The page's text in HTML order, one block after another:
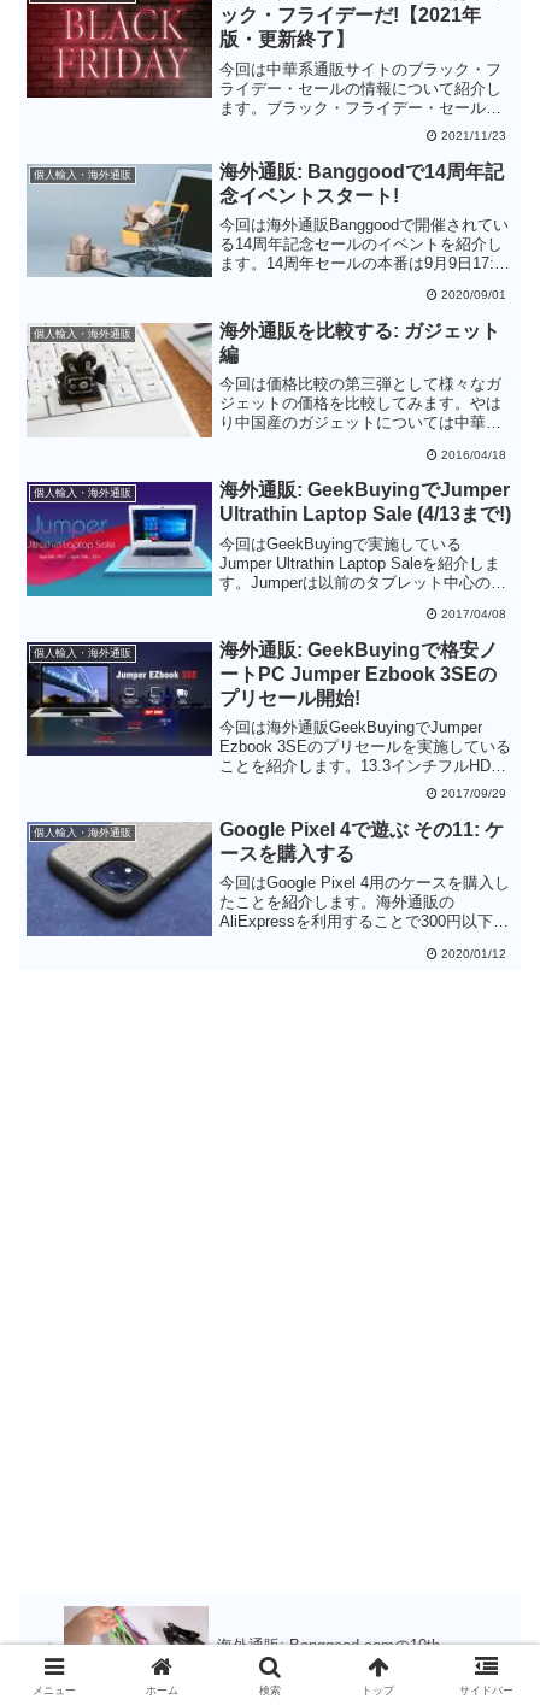
ック・フライデーだ!【2021年
版・更新終了】
今回は中華系通販サイトのブラック・フ
ライデー・セールの情報について紹介し
ます。ブラック・フライデー・セールは
アメリカの商習慣ですが、中華通販サイ
トにとってアメリカは大口ユーザなの
で、各社ともかなり気合いの入ったセー
ルを実施しています。
2021/11/23
個人輸入・海外通販
海外通販: Banggoodで14周年記
念イベントスタート!
今回は海外通販Banggoodで開催されてい
る14周年記念セールのイベントを紹介し
ます。14周年セールの本番は9月9日17:00
いろいろセールを盛り上げるイベントが
用意されています。意外な製品も見つけ
ることができるので、ちょくちょくイベ
ントサイトを覗いてみることをオススメ
します。
2020/09/01
個人輸入・海外通販
海外通販を比較する: ガジェット
編
今回は価格比較の第三弾として様々なガ
ジェットの価格を比較してみます。やは
り中国産のガジェットについては中華系
です。ただ、スティックPCのように日本
でも広く売られている製品については、
メーカを気にせず探せば日本の販売価格
と差が縮まるようです。
2016/04/18
個人輸入・海外通販
海外通販: GeekBuyingでJumper
Ultrathin Laptop Sale (4/13まで!)
今回はGeekBuyingで実施している
Jumper Ultrathin Laptop Saleを紹介しま
す。Jumperは以前のタブレット中心のラ
群にシフトしているようです。キーボー
ドが英語配列になってしまうという悩み
もありますが、日本では不可能な値段で
ノートPCが入手できますので是非チェッ
クしてみてください。
2017/04/08
個人輸入・海外通販
海外通販: GeekBuyingで格安ノ
ートPC Jumper Ezbook 3SEの
プリセール開始!
今回は海外通販GeekBuyingでJumper
Ezbook 3SEのプリセールを実施している
ことを紹介します。13.3インチフルHDの
ノートPCが先着100台169.99ドル、その
次に200台が179.99ドルと、通常価格の
199.99ドルよりかなり安くなりますの
で、格安ノートPCを探している方はチェ
ックして起きましょう。
2017/09/29
個人輸入・海外通販
Google Pixel 4で遊ぶ その11: ケ
ースを購入する
今回はGoogle Pixel 4用のケースを購入し
たことを紹介します。海外通販の
AliExpressを利用することで300円以下で
Pixel 4用なのでいずれも装着感は問題あ
2020/01/12
海外通販: Banggood.comの10th
Anniversary Sale!
メニュー ホーム 検索 トップ サイドバー